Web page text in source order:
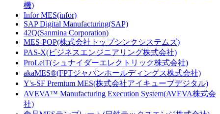
機)
Infor MES(infor)
SAP Digital Manufacturing(SAP)
42Q(Sanmina Corporation)
MES-POP(株式会社トップシンクシステムズ)
PAS-X(ビジネスエンジニアリング株式会社)
ProLeiT(シュナイダーエレクトリック株式会社)
akaMES®(FPTジャパンホールディングス株式会社)
Y's-SF Premium MES(株式会社アイキューブデジタル)
AVEVA™ Manufacturing Execution System(AVEVA株式会
社)